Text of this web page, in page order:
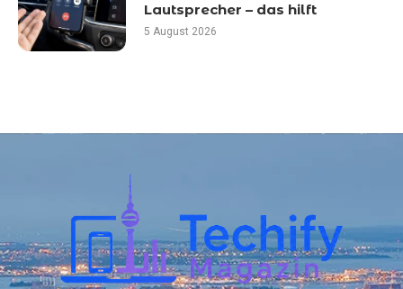
Lautsprecher – das hilft
5 August 2026